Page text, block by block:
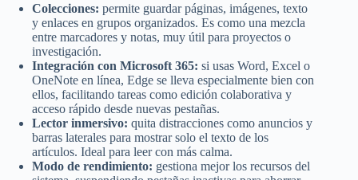
Colecciones: permite guardar páginas, imágenes, texto
y enlaces en grupos organizados. Es como una mezcla
entre marcadores y notas, muy útil para proyectos o
investigación.
Integración con Microsoft 365: si usas Word, Excel o
OneNote en línea, Edge se lleva especialmente bien con
ellos, facilitando tareas como edición colaborativa y
acceso rápido desde nuevas pestañas.
Lector inmersivo: quita distracciones como anuncios y
barras laterales para mostrar solo el texto de los
artículos. Ideal para leer con más calma.
Modo de rendimiento: gestiona mejor los recursos del